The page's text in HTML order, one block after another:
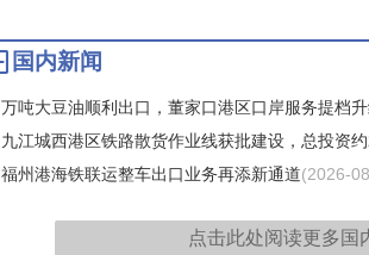
国内新闻
万吨大豆油顺利出口，董家口港区口岸服务提档
九江城西港区铁路散货作业线获批建设，总投资
福州港海铁联运整车出口业务再添新通道(2026-
点击此处阅读更多 国